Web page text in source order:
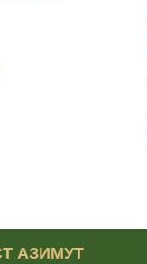
АЗИМУТ